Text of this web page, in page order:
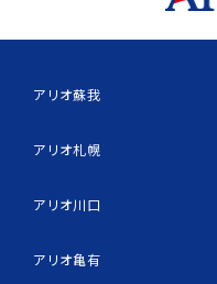
アリオ蘇我
アリオ札幌
アリオ川口
アリオ亀有